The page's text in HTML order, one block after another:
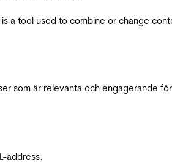
a tool used to combine or change
som är relevanta och engagerande
address.